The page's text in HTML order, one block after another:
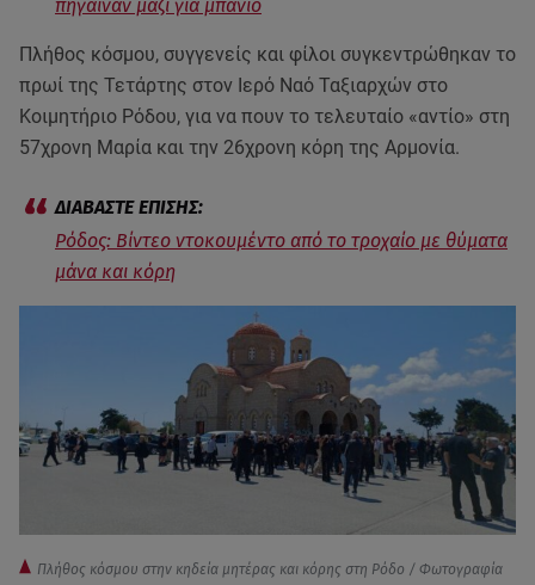
πήγαιναν μαζί για μπάνιο
Πλήθος κόσμου, συγγενείς και φίλοι συγκεντρώθηκαν το
πρωί της Τετάρτης στον Ιερό Ναό Ταξιαρχών στο
Κοιμητήριο Ρόδου, για να πουν το τελευταίο «αντίο» στη
57χρονη Μαρία και την 26χρονη κόρη της Αρμονία.
Ρόδος: Βίντεο ντοκουμέντο από το τροχαίο με θύματα
μάνα και κόρη
Πλήθος κόσμου στην κηδεία μητέρας και κόρης στη Ρόδο / Φωτογραφία